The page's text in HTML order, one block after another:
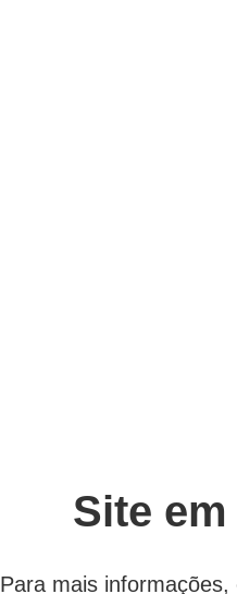
Site
Para mais